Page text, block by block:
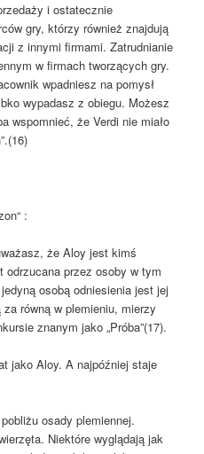
i ostatecznie
gry, którzy również znajdują
z innymi firmami. Zatrudnianie
w firmach tworzących gry.
wpadniesz na pomysł
wypadasz z obiegu. Możesz
wspomnieć, że Verdi nie miało
:
że Aloy jest kimś
przez osoby w tym
osobą odniesienia jest jej
równą w plemieniu, mierzy
znanym jako „Próba”(17).
jako Aloy. A najpóźniej staje
osady plemiennej.
Niektóre wyglądają jak